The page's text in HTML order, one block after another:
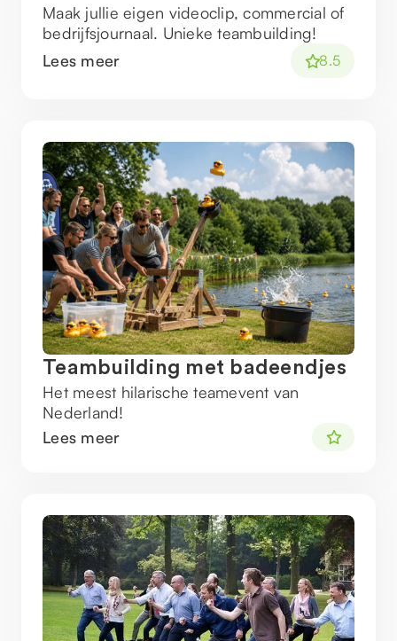
Maak jullie eigen videoclip, commercial of
bedrijfsjournaal. Unieke teambuilding!
Lees meer
8.5
Teambuilding met badeendjes
Het meest hilarische teamevent van
Nederland!
Lees meer